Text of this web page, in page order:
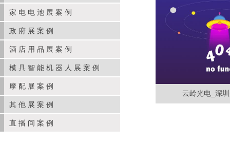
家电电池展案例
政府展案例
酒店用品展案例
模具智能机器人展案例
摩配展案例
其他展案例
直播间案例
云岭光电_深